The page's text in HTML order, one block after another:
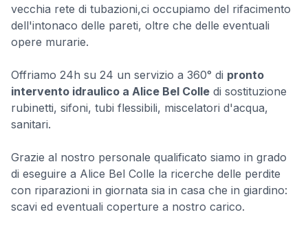
vecchia rete di tubazioni,ci occupiamo del rifacimento
dell'intonaco delle pareti, oltre che delle eventuali
opere murarie.
Offriamo 24h su 24 un servizio a 360° di pronto
intervento idraulico a Alice Bel Colle di sostituzione
rubinetti, sifoni, tubi flessibili, miscelatori d'acqua,
sanitari.
Grazie al nostro personale qualificato siamo in grado
di eseguire a Alice Bel Colle la ricerche delle perdite
con riparazioni in giornata sia in casa che in giardino:
scavi ed eventuali coperture a nostro carico.